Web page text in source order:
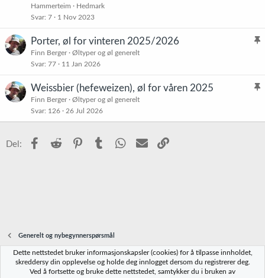
Hammerteim
Hedmark
Svar 7 1 Nov 2023
K
t
Porter, øl for vinteren 2025/2026
Finn Berger
Øltyper og øl generelt
Svar 77 11 Jan 2026
K
s
Weissbier (hefeweizen), øl for våren 2025
Finn Berger
Øltyper og øl generelt
Svar 126 26 Jul 2026
Del: Facebook
Reddit PinterestTumblr WhatsApp
E-post
Generelt og nybegynnerspørsmål
Norbrygg-default
Dette nettstedet bruker informasjonskapsler (cookies) for å tilpasse innholdet,
skreddersy din opplevelse og holde deg innlogget dersom du registrerer deg.
Ved å fortsette og bruke dette nettstedet, samtykker du i bruken av